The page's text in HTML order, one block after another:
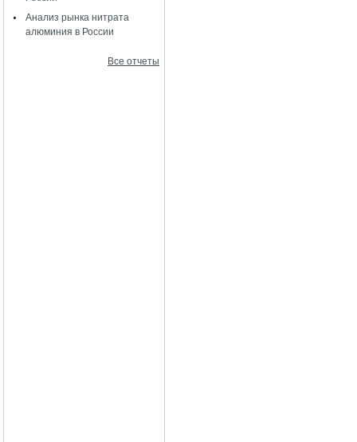
Анализ рынка нитрата
алюминия в России
Все отчеты